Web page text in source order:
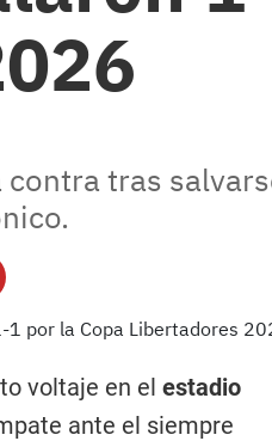
tras
voltaje en el estadio
ante el siempre